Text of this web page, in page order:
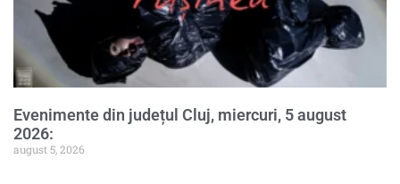
Evenimente din județul Cluj, miercuri, 5 august
2026:
august 5, 2026